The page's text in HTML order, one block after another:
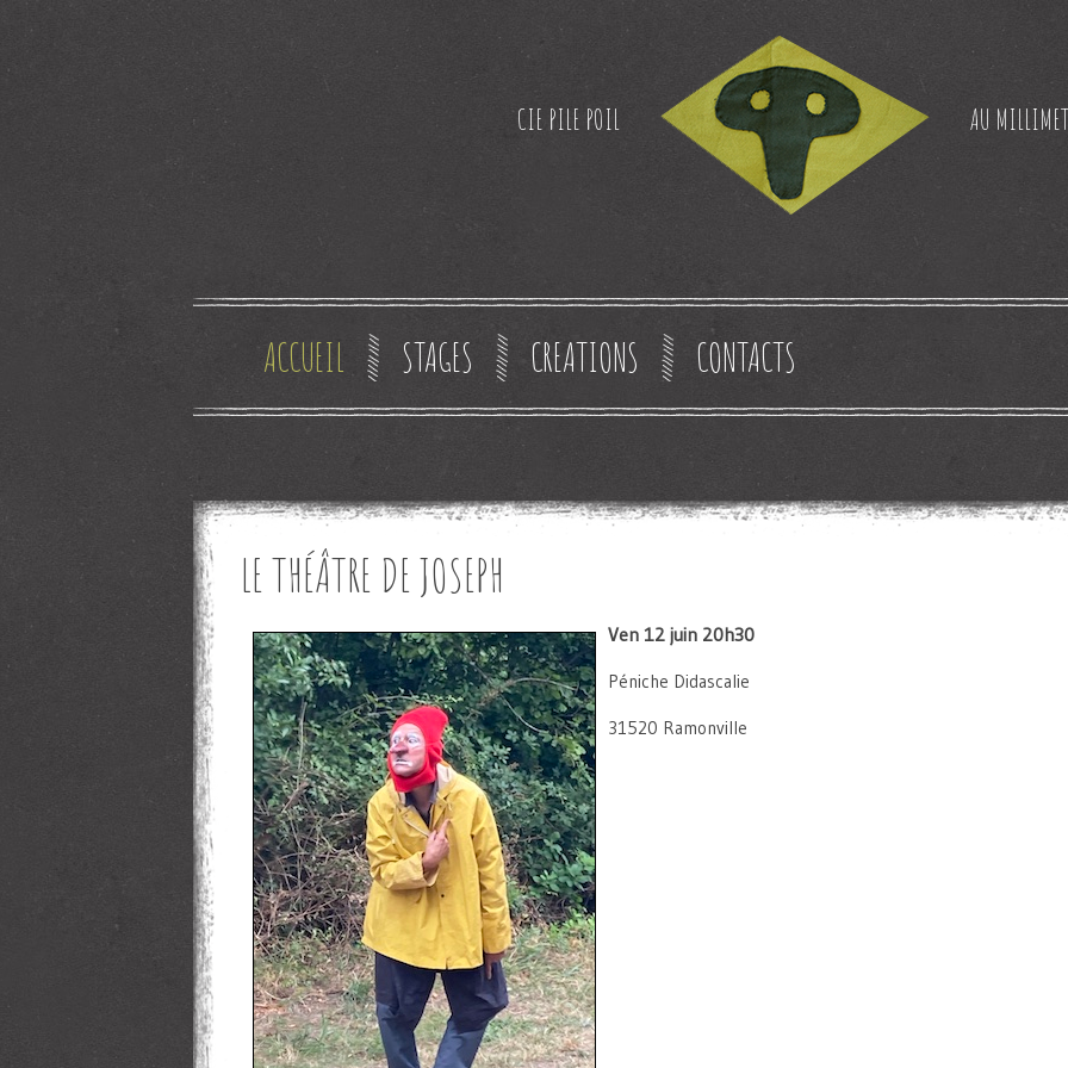
CIE PILE POIL AU
ACCUEIL STAGES CREATIONS CONTACTS
LE THÉÂTRE DE JOSEPH
Ven 12 juin 20h30
Péniche Didascalie
31520 Ramonville